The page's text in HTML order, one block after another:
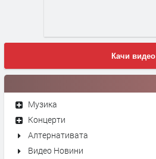
Качи видео
Музика
Концерти
Алтернативата
Видео Новини